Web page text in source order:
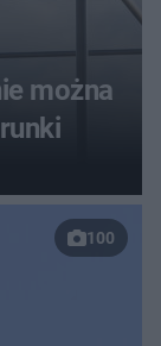
można
100